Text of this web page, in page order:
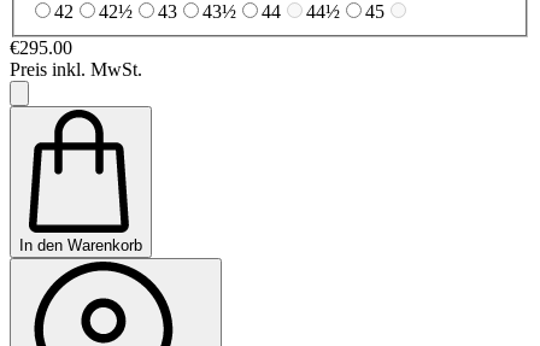
42
42½ 43 43½ 44 44½
45
€295.00
Preis inkl. MwSt.
In den Warenkorb